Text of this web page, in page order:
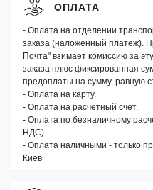
ОПЛАТА
- Оплата на отделении
заказа (наложенный платеж).
Почта" взимает комиссию за
заказа плюс фиксированная
предоплаты на сумму, равную
- Оплата на карту.
- Оплата на расчетный счет.
- Оплата по безналичному
НДС).
- Оплата наличными - только
Киев